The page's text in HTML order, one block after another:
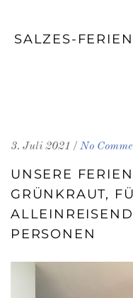
SALZES-
INFOS
3. Juli 2021 / No
UNSERE
GRÜNKRAUT,
PERSONEN